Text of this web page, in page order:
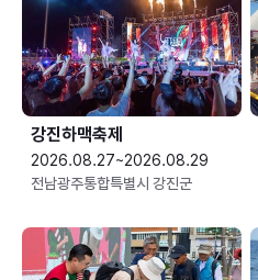
강진하맥축제
2026.08.27~2026.08.29
전남광주통합특별시 강진군